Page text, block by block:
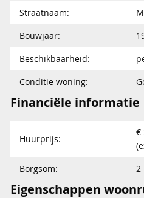
Straatnaam:
Bouwjaar:
Beschikbaarheid:
Conditie woning:
Financiële informatie
Huurprijs:
€
Borgsom:
2
Eigenschappen